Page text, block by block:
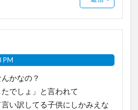
PM
かなの？
でしょ」と言われて
言い訳してる子供にしかみえな